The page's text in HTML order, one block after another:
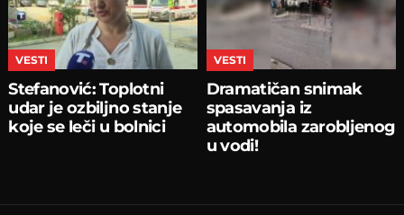
VESTI
Stefanović: Toplotni
udar je ozbiljno stanje
koje se leči u bolnici
VESTI
Dramatičan snimak
spasavanja iz
automobila zarobljenog
u vodi!